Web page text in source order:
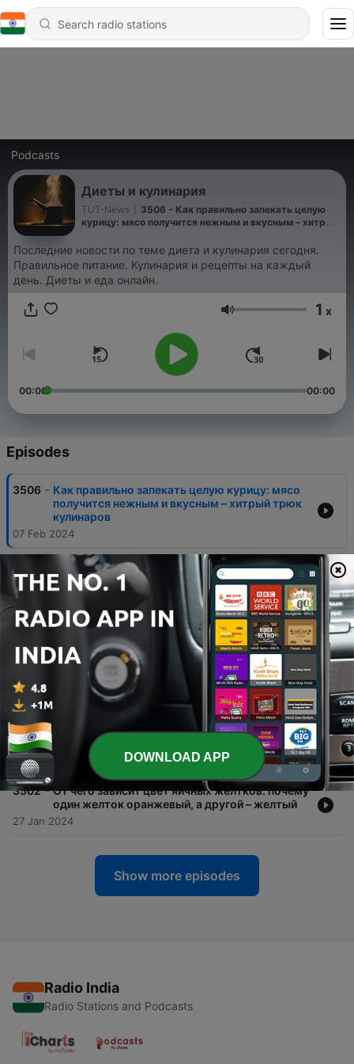
Podcasts
Диеты и кулинария
TUT-News
3506 - Как правильно запекать целую
курицу: мясо получится нежным и вкусным – хитрый
Последние новости по теме диета и кулинария сегодня.
Правильное питание. Кулинария и рецепты на каждый
день. Диеты и еда онлайн.
Volume 1 x
00:00 00:00
Episodes
3506 - Как правильно запекать целую курицу: мясо
получится нежным и вкусным – хитрый трюк
кулинаров
07 Feb 2024
Как хранить зелень, чтобы не увяла и не
потеряла вкус: умные хозяйки раскрыли
секрет – подойдет каждому
06 Feb 2024
Как сделать вкус кофе более насыщенным:
выручит простая хитрость – ее запомнит
даже ребенок
04 Feb 2024
3503
Как в два счета очистить овощи от семян:
метод ушлых шеф-поваров – хозяйкам на
заметку
03 Feb 2024
3502 - От чего зависит цвет яичных желтков: почему
один желток оранжевый, а другой – желтый
27 Jan 2024
Show more episodes
Radio India
Radio Stations and Podcasts
DOWNLOAD APP